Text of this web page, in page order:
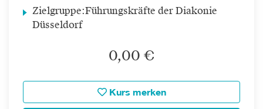
Zielgruppe:Führungskräfte der Diakonie
Düsseldorf
0,00 €
Kurs merken